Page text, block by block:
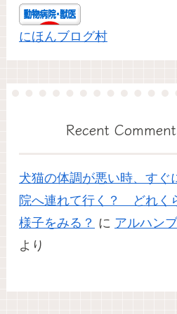
にほんブログ村
Recent
犬猫の体調が悪い時、すぐ
院へ連れて行く？ どれく
様子をみる？ に アルハン
より